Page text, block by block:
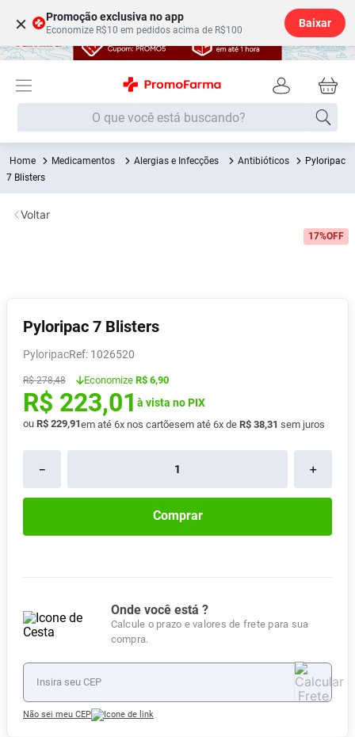
× Promoção exclusiva no app
Economize R$10 em pedidos acima de R$100
Baixar
O que você está buscando?
Medicamentos Alergias e Infecções Antibióticos
Pyloripac
7 Blisters
17%OFF
Pyloripac 7 Blisters
Pyloripac : 1026520
R$ 278,48 Economize R$ 6,90
R$ 223,01 à vista no PIX
ou R$ 229,91em até 6x nos cartõesem até 6x de R$ 38,31 sem juros
＋
－
Comprar
Onde você está ?
Calcule o prazo e valores de frete para sua
compra.
Não sei meu CEP
Voltar
Termos mais buscados
1º Fralda
2
5º Fralda G
6º Shampoo
7º Desodorante
8 º Vitamina D
9 Absorvente
10º Lavitan